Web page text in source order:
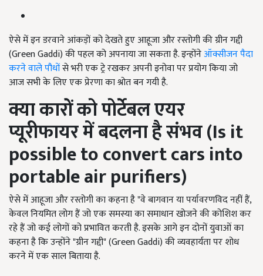
ऐसे में इन डरवाने आंकड़ों को देखते हुए आहूजा और रस्तोगी की ग्रीन गद्दी
(Green Gaddi) की पहल को अपनाया जा सकता है. इन्होंनेऑक्सीजन पैदा
करने वाले पौधोंसे भरी एक ट्रे रखकर अपनी इनोवा पर प्रयोग किया जो
आज सभी के लिए एक प्रेरणा का श्रोत बन गयी है.
क्या कारों को पोर्टेबल एयर
प्यूरीफायर में बदलना है संभव (Is it
possible to convert cars into
portable air purifiers)
ऐसे में आहूजा और रस्तोगी का कहना है "वे बागवान या पर्यावरणविद नहीं हैं,
केवल नियमित लोग हैं जो एक समस्या का समाधान खोजने की कोशिश कर
रहे हैं जो कई लोगों को प्रभावित करती है. इसके आगे इन दोनों युवाओं का
कहना है कि उन्होंने "ग्रीन गद्दी" (Green Gaddi) की व्यवहार्यता पर शोध
करने में एक साल बिताया है.